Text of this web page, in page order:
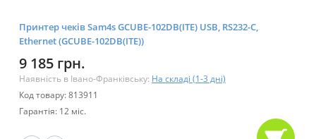
Принтер чеків Sam4s GCUBE-102DB(ITE) USB, RS232-C,
Ethernet (GCUBE-102DB(ITE))
9 185 грн.
Наявність в Івано-Франківську: На складі (1-3 дні)
Код товару: 813911
Гарантія: 12 міс.